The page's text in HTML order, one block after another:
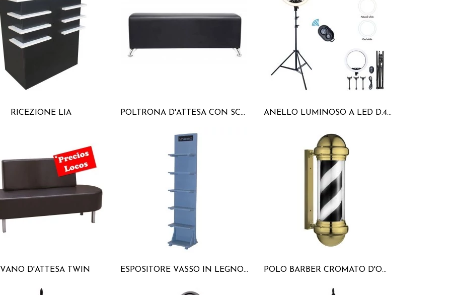
RICEZIONE LIA POLTRONA D'ATTESA CON SCHIENALE SAM + JAY ANELLO LUMINOSO A LED D.45CM CON TREPPIEDE
D'ATTESA TWIN ESPOSITORE VASSO IN LEGNO - GRANDE (VUOTO) POLO BARBER CROMATO D'ORATO-DENTRO BIANCO NERO